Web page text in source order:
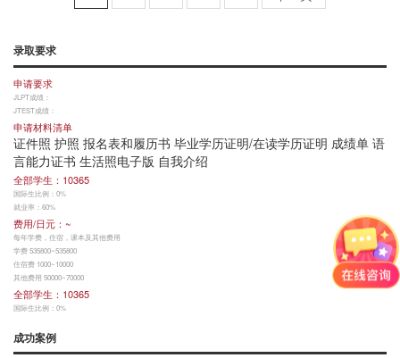
录取要求
申请要求
JLPT成绩：
JTEST成绩：
申请材料清单
证件照 护照 报名表和履历书 毕业学历证明/在读学历证明 成绩单 语
言能力证书 生活照电子版 自我介绍
全部学生：10365
国际生比例：0%
就业率：60%
费用/日元：~
每年学费，住宿，课本及其他费用
学费 535800~535800
住宿费 1000~10000
其他费用 50000~70000
全部学生：10365
国际生比例：0%
成功案例